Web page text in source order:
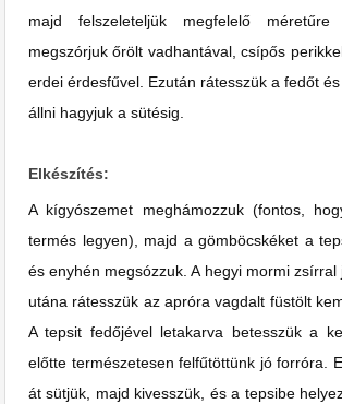
majd felszeleteljük megfelelő méretűre
megszórjuk őrölt vadhantával, csípős
erdei érdesfűvel. Ezután rátesszük a fedőt
állni hagyjuk a sütésig.
Elkészítés:
A kígyószemet meghámozzuk (fontos,
termés legyen), majd a gömböcskéket a
és enyhén megsózzuk. A hegyi mormi zsírral
utána rátesszük az apróra vagdalt füstölt
A tepsit fedőjével letakarva betesszük a
előtte természetesen felfűtöttünk jó forróra.
át sütjük, majd kivesszük, és a tepsibe